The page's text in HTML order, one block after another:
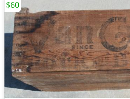
$60